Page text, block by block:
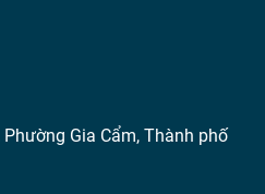
Phường Gia Cẩm, Thành phố